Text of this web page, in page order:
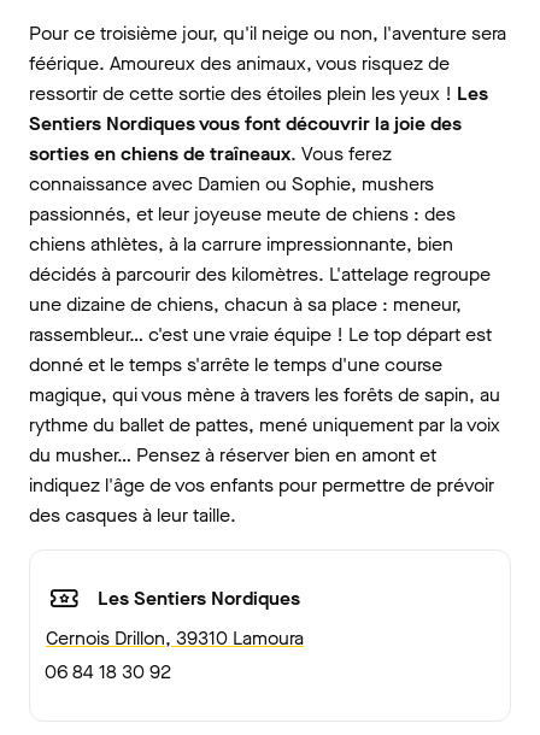
Pour ce troisième jour, qu'il neige ou non, l'aventure sera
féérique. Amoureux des animaux, vous risquez de
ressortir de cette sortie des étoiles plein les yeux ! Les
Sentiers Nordiques vous font découvrir la joie des
sorties en chiens de traîneaux. Vous ferez
connaissance avec Damien ou Sophie, mushers
passionnés, et leur joyeuse meute de chiens : des
chiens athlètes, à la carrure impressionnante, bien
décidés à parcourir des kilomètres. L'attelage regroupe
une dizaine de chiens, chacun à sa place : meneur,
rassembleur… c'est une vraie équipe ! Le top départ est
donné et le temps s'arrête le temps d'une course
magique, qui vous mène à travers les forêts de sapin, au
rythme du ballet de pattes, mené uniquement par la voix
du musher… Pensez à réserver bien en amont et
indiquez l'âge de vos enfants pour permettre de prévoir
des casques à leur taille.
Les Sentiers Nordiques
Cernois Drillon, 39310 Lamoura
06 84 18 30 92